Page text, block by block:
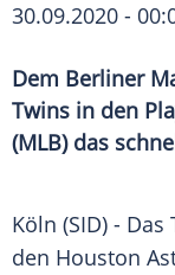
30.09.2020 -
Dem Berliner
Twins in den
(MLB) das
Köln (SID) - Das
den Houston